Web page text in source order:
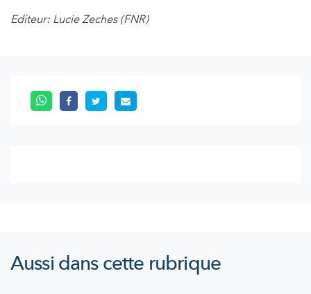
Editeur: Lucie Zeches (FNR)
Aussi dans cette rubrique